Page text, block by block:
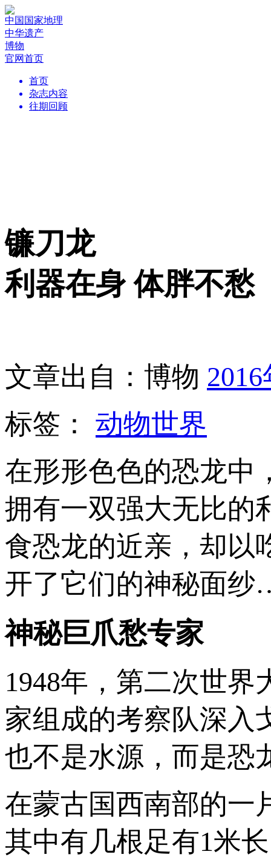
中国国家地理
中华遗产
博物
官网首页
首页
杂志内容
往期回顾
镰刀龙
利器在身 体胖不愁
文章出自：博物
标签： 动物世界
在形形色色的恐龙中
拥有一双强大无比的
食恐龙的近亲，却以
开了它们的神秘面
神秘巨爪愁专家
1948年，第二次世
家组成的考察队深入
也不是水源，而是恐
在蒙古国西南部的一
其中有几根足有1米